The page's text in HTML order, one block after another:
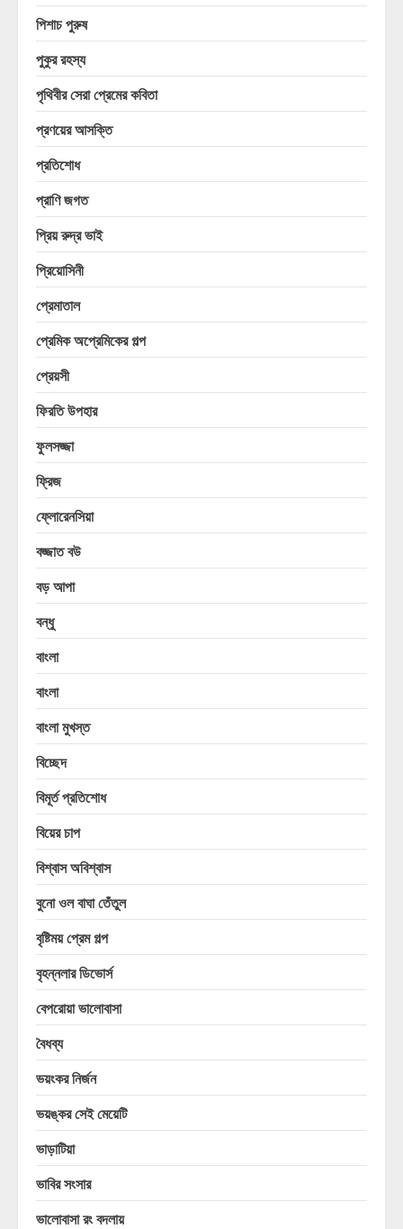
পিশাচ পুরুষ
পুকুর রহস্য
পৃথিবীর সেরা প্রেমের কবিতা
প্রণয়ের আসক্তি
প্রতিশোধ
প্রাণি জগত
প্রিয় রুদ্র ভাই
প্রিয়োসিনী
প্রেমাতাল
প্রেমিক অপ্রেমিকের গল্প
প্রেয়সী
ফিরতি উপহার
ফুলসজ্জা
ফ্রিজ
ফ্লোরেনসিয়া
বজ্জাত বউ
বড় আপা
বন্ধু
বাংলা
বাংলা
বাংলা মুখস্ত
বিচ্ছেদ
বিমূর্ত প্রতিশোধ
বিয়ের চাপ
বিশ্বাস অবিশ্বাস
বুনো ওল বাঘা তেঁতুল
বৃষ্টিময় প্রেম গল্প
বৃহন্নলার ডিভোর্স
বেপরোয়া ভালোবাসা
বৈধব্য
ভয়ংকর নির্জন
ভয়ঙ্কর সেই মেয়েটি
ভাড়াটিয়া
ভাবির সংসার
ভালোবাসা রং বদলায়